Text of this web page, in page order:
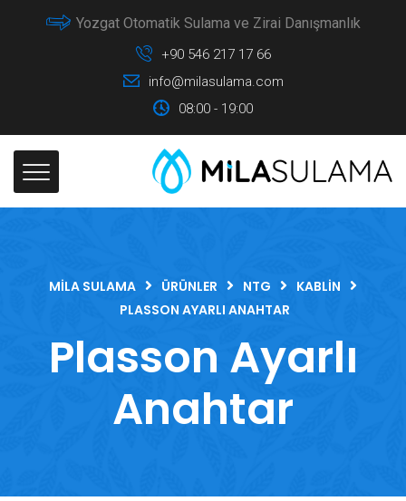
Yozgat Otomatik Sulama ve Zirai Danışmanlık
+90 546 217 17 66
info@milasulama.com
08:00 - 19:00
MILA SULAMA ÜRÜNLER NTG
KABLIN
PLASSON AYARLI ANAHTAR
Plasson Ayarlı
Anahtar